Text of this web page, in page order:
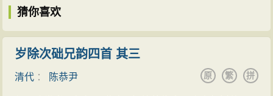
猜你喜欢
岁除次础兄韵四首 其三
清代 ： 陈恭尹 拼
繁
原